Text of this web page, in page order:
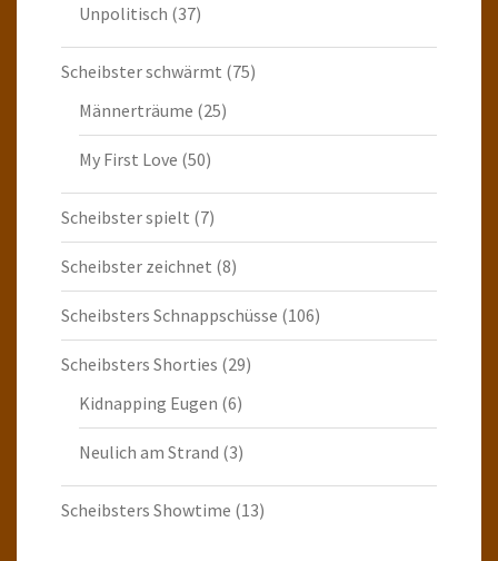
Unpolitisch (37)
Scheibster schwärmt (75)
Männerträume (25)
My First Love (50)
Scheibster spielt (7)
Scheibster zeichnet (8)
Scheibsters Schnappschüsse (106)
Scheibsters Shorties (29)
Kidnapping Eugen (6)
Neulich am Strand (3)
Scheibsters Showtime (13)